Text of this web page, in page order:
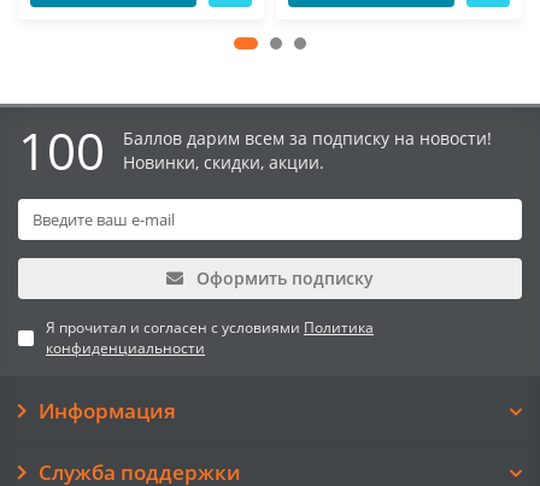
100
Баллов дарим всем за подписку на новости!
Новинки, скидки, акции.
Оформить подписку
Я прочитал и согласен с условиями Политика
конфиденциальности
Информация
Служба поддержки